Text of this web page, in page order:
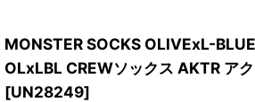
MONSTER SOCKS OLIVExL-
OLxLBL CREWソックス AKTR ア
[UN28249]